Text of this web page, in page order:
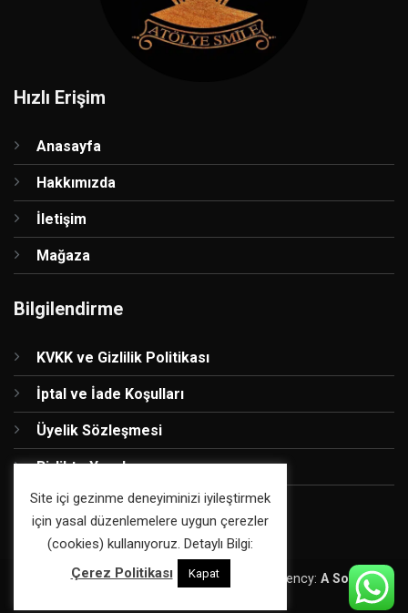
Hızlı Erişim
Anasayfa
Hakkımızda
İletişim
Mağaza
Bilgilendirme
KVKK ve Gizlilik Politikası
İptal ve İade Koşulları
Üyelik Sözleşmesi
Birlikte Yapalım
Copyright 2026 ©Atölye Smile | Digital Agency: A Sound
Site içi gezinme deneyiminizi iyileştirmek
için yasal düzenlemelere uygun çerezler
(cookies) kullanıyoruz. Detaylı Bilgi:
Çerez Politikası
Kapat